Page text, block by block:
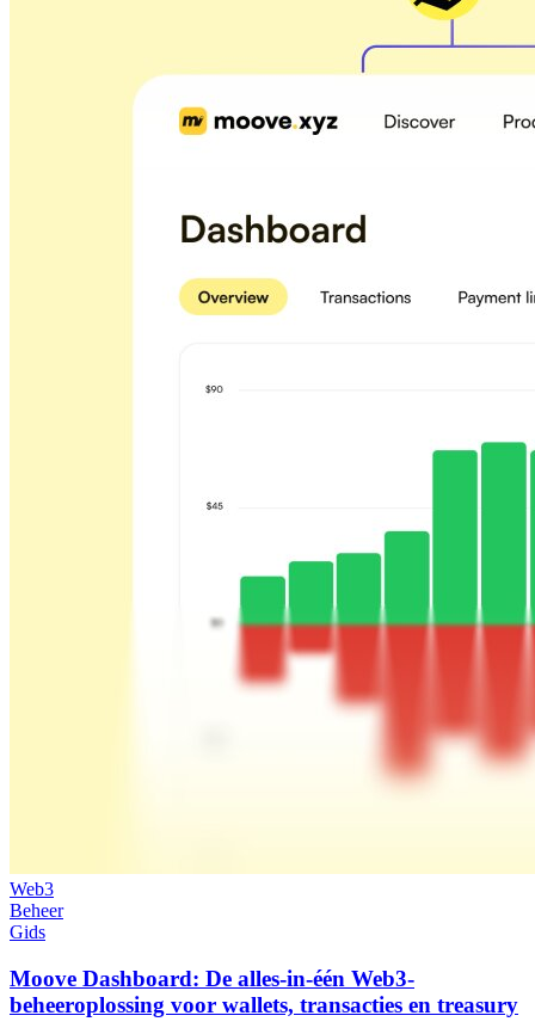
Web3
Beheer
Gids
Moove Dashboard: De alles-in-één Web3-
beheeroplossing voor wallets, transacties en treasury